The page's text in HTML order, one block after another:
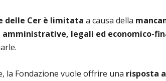
delle Cer è limitata a causa della
amministrative, legali ed economico-
la Fondazione vuole offrire una risposta